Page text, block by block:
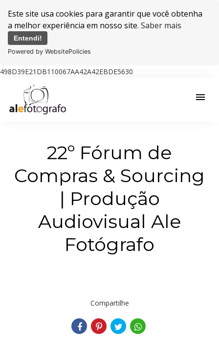
Este site usa cookies para garantir que você obtenha
a melhor experiência em nosso site. Saber mais
Entendi!
Powered by WebsitePolicies
498D39E21DB110067AA42A42EBDE5630
menu
22º Fórum de
Compras & Sourcing
| Produção
Audiovisual Ale
Fotógrafo
Compartilhe